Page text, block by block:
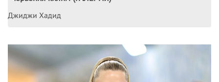
Джиджи Хадид